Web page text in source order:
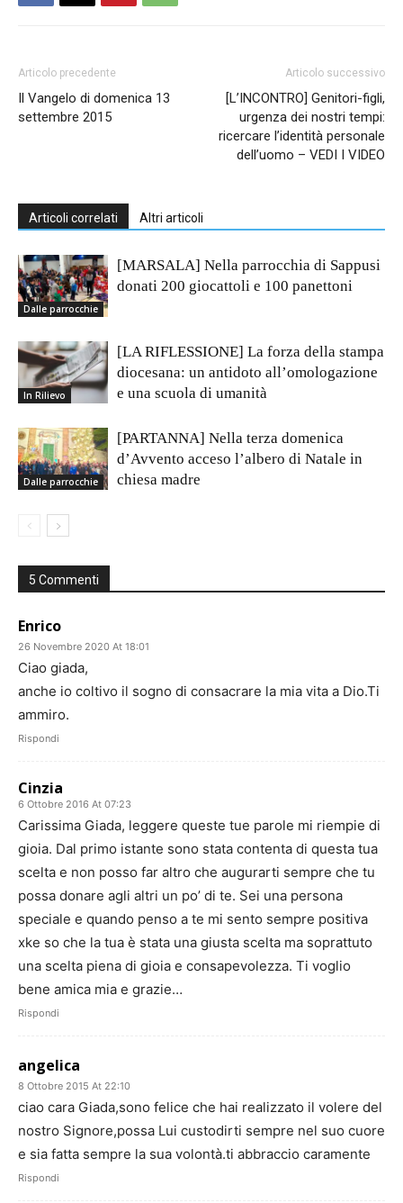
Articolo precedente
Il Vangelo di domenica 13
settembre 2015
Articolo successivo
[L’INCONTRO] Genitori-figli,
urgenza dei nostri tempi:
ricercare l’identità personale
dell’uomo – VEDI I VIDEO
Articoli correlati Altri articoli
Dalle parrocchie
[MARSALA] Nella parrocchia di Sappusi
donati 200 giocattoli e 100 panettoni
In Rilievo
[LA RIFLESSIONE] La forza della stampa
diocesana: un antidoto all’omologazione
e una scuola di umanità
Dalle parrocchie
[PARTANNA] Nella terza domenica
d’Avvento acceso l’albero di Natale in
chiesa madre
5 Commenti
Enrico
26 Novembre 2020 At 18:01
Ciao giada,
anche io coltivo il sogno di consacrare la mia vita a Dio.Ti
ammiro.
Rispondi
Cinzia
6 Ottobre 2016 At 07:23
Carissima Giada, leggere queste tue parole mi riempie di
gioia. Dal primo istante sono stata contenta di questa tua
scelta e non posso far altro che augurarti sempre che tu
possa donare agli altri un po’ di te. Sei una persona
speciale e quando penso a te mi sento sempre positiva
xke so che la tua è stata una giusta scelta ma soprattuto
una scelta piena di gioia e consapevolezza. Ti voglio
bene amica mia e grazie…
Rispondi
angelica
8 Ottobre 2015 At 22:10
ciao cara Giada,sono felice che hai realizzato il volere del
nostro Signore,possa Lui custodirti sempre nel suo cuore
e sia fatta sempre la sua volontà.ti abbraccio caramente
Rispondi